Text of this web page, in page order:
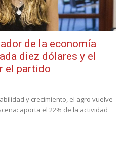
de la economía
diez dólares y el
el partido
y crecimiento, el agro vuelve
aporta el 22% de la actividad